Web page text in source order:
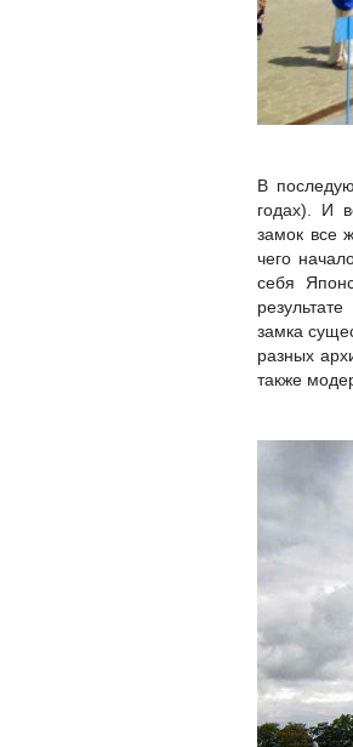
В
годах). И
замок все
чего
себя
замка
разных
также